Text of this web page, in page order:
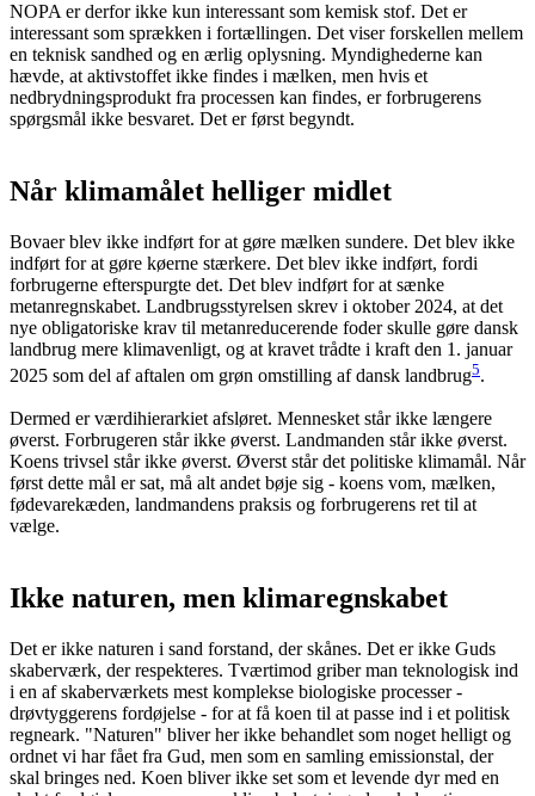
NOPA er derfor ikke kun interessant som kemisk stof. Det er
interessant som sprækken i fortællingen. Det viser forskellen mellem
en teknisk sandhed og en ærlig oplysning. Myndighederne kan
hævde, at aktivstoffet ikke findes i mælken, men hvis et
nedbrydningsprodukt fra processen kan findes, er forbrugerens
spørgsmål ikke besvaret. Det er først begyndt.
Når klimamålet helliger midlet
Bovaer blev ikke indført for at gøre mælken sundere. Det blev ikke
indført for at gøre køerne stærkere. Det blev ikke indført, fordi
forbrugerne efterspurgte det. Det blev indført for at sænke
metanregnskabet. Landbrugsstyrelsen skrev i oktober 2024, at det
nye obligatoriske krav til metanreducerende foder skulle gøre dansk
landbrug mere klimavenligt, og at kravet trådte i kraft den 1. januar
2025 som del af aftalen om grøn omstilling af dansk landbrug5.
Dermed er værdihierarkiet afsløret. Mennesket står ikke længere
øverst. Forbrugeren står ikke øverst. Landmanden står ikke øverst.
Koens trivsel står ikke øverst. Øverst står det politiske klimamål. Når
først dette mål er sat, må alt andet bøje sig - koens vom, mælken,
fødevarekæden, landmandens praksis og forbrugerens ret til at
vælge.
Ikke naturen, men klimaregnskabet
Det er ikke naturen i sand forstand, der skånes. Det er ikke Guds
skaberværk, der respekteres. Tværtimod griber man teknologisk ind
i en af skaberværkets mest komplekse biologiske processer -
drøvtyggerens fordøjelse - for at få koen til at passe ind i et politisk
regneark. "Naturen" bliver her ikke behandlet som noget helligt og
ordnet vi har fået fra Gud, men som en samling emissionstal, der
skal bringes ned. Koen bliver ikke set som et levende dyr med en